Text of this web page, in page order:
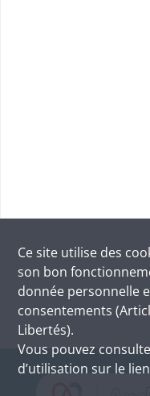
Ce site utilise des
son bon
donnée personnelle
consentements
Libertés).
Vous pouvez
d’utilisation sur le